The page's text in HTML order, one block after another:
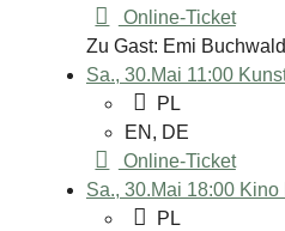
Online-Ticket
Zu Gast: Emi Buchwald
Sa., 30.Mai 11:00
PL
EN, DE
Online-Ticket
Sa., 30.Mai 18:00 Kino
PL